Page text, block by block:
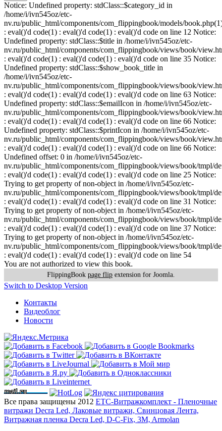
Notice: Undefined property: stdClass::$category_id in
/home/i/ivn545oz/etc-
nv.ru/public_html/components/com_flippingbook/models/
: eval()'d code(1) : eval()'d code(1) : eval()'d code on line 12 Notice:
Undefined property: stdClass::$title in /home/i/ivn545oz/etc-
nv.ru/public_html/components/com_flippingbook/views/book/
: eval()'d code(1) : eval()'d code(1) : eval()'d code on line 35 Notice:
Undefined property: stdClass::$show_book_title in
/home/i/ivn545oz/etc-
nv.ru/public_html/components/com_flippingbook/views/book/
: eval()'d code(1) : eval()'d code(1) : eval()'d code on line 63 Notice:
Undefined property: stdClass::$emailIcon in /home/i/ivn545oz/etc-
nv.ru/public_html/components/com_flippingbook/views/book/
: eval()'d code(1) : eval()'d code(1) : eval()'d code on line 66 Notice:
Undefined property: stdClass::$printIcon in /home/i/ivn545oz/etc-
nv.ru/public_html/components/com_flippingbook/views/book/
: eval()'d code(1) : eval()'d code(1) : eval()'d code on line 66 Notice:
Undefined offset: 0 in /home/i/ivn545oz/etc-
nv.ru/public_html/components/com_flippingbook/views/book/tmpl/
: eval()'d code(1) : eval()'d code(1) : eval()'d code on line 25 Notice:
Trying to get property of non-object in /home/i/ivn545oz/etc-
nv.ru/public_html/components/com_flippingbook/views/book/tmpl/
: eval()'d code(1) : eval()'d code(1) : eval()'d code on line 31 Notice:
Trying to get property of non-object in /home/i/ivn545oz/etc-
nv.ru/public_html/components/com_flippingbook/views/book/tmpl/
: eval()'d code(1) : eval()'d code(1) : eval()'d code on line 37 Notice:
Trying to get property of non-object in /home/i/ivn545oz/etc-
nv.ru/public_html/components/com_flippingbook/views/book/tmpl/
: eval()'d code(1) : eval()'d code(1) : eval()'d code on line 54
You are not authorized to view this book.
FlippingBook page flip extension for Joomla.
Switch to Desktop Version
Контакты
Видеоблог
Новости
Все права защищены 2012 ЕТС-Витражкомплект - Пленочные
витражи Decra Led, Лаковые витражи, Свинцовая Лента,
Витражная пленка Decra Led, D-C-Fix, 3M, Armolan